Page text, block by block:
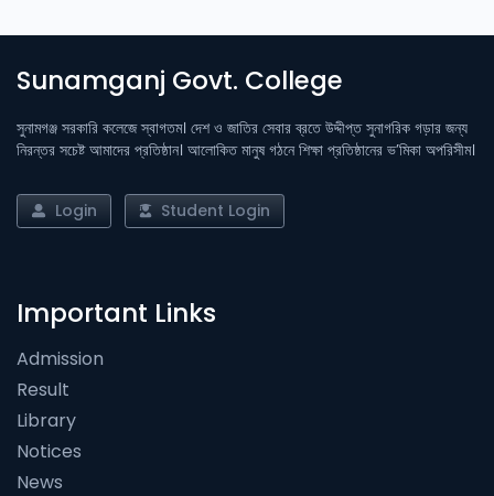
Sunamganj Govt. College
সুনামগঞ্জ সরকারি কলেজে স্বাগতম। দেশ ও জাতির সেবার ব্রতে উদ্দীপ্ত সুনাগরিক গড়ার জন্য
নিরন্তর সচেষ্ট আমাদের প্রতিষ্ঠান। আলোকিত মানুষ গঠনে শিক্ষা প্রতিষ্ঠানের ভ’মিকা অপরিসীম।
Login Student Login
Important Links
Admission
Result
Library
Notices
News